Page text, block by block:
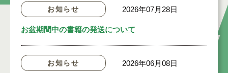
お知らせ 2026年07月28日
お盆期間中の書籍の発送について
お知らせ 2026年06月08日